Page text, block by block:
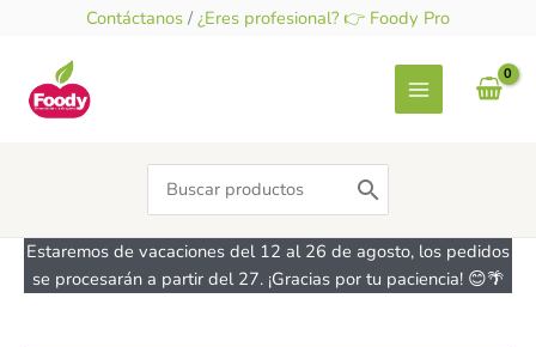
contenido
Contáctanos / ¿Eres profesional? 👉 Foody Pro
Search
for:
Estaremos de vacaciones del 12 al 26 de agosto, los pedidos
se procesarán a partir del 27. ¡Gracias por tu paciencia! 😊🌴